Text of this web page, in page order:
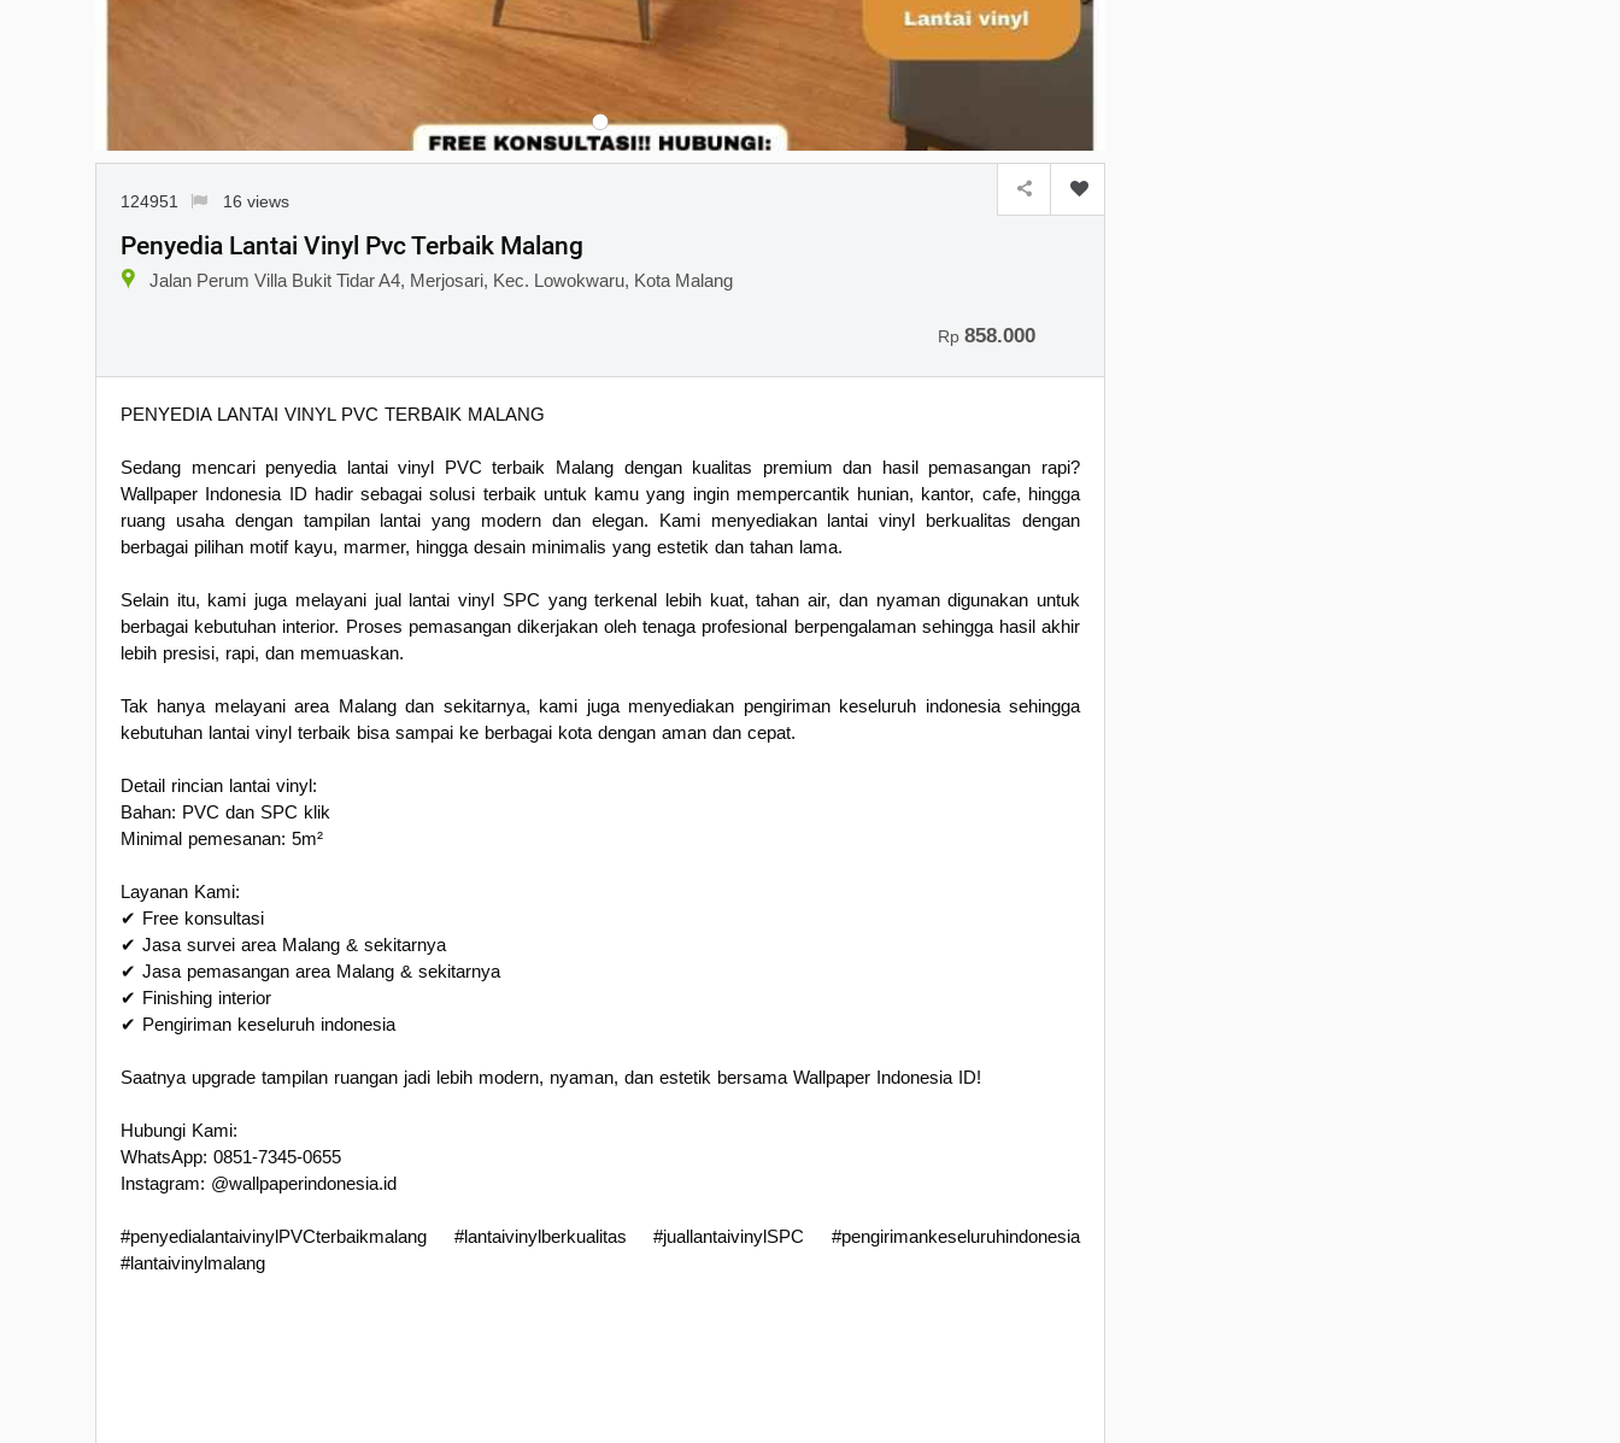
124951 16 views
Penyedia Lantai Vinyl Pvc Terbaik Malang
Jalan Perum Villa Bukit Tidar A4, Merjosari, Kec. Lowokwaru, Kota Malang
Rp 858.000
PENYEDIA LANTAI VINYL PVC TERBAIK MALANG
Sedang mencari penyedia lantai vinyl PVC terbaik Malang dengan kualitas premium dan hasil pemasangan rapi?
Wallpaper Indonesia ID hadir sebagai solusi terbaik untuk kamu yang ingin mempercantik hunian, kantor, cafe, hingga
ruang usaha dengan tampilan lantai yang modern dan elegan. Kami menyediakan lantai vinyl berkualitas dengan
berbagai pilihan motif kayu, marmer, hingga desain minimalis yang estetik dan tahan lama.
Selain itu, kami juga melayani jual lantai vinyl SPC yang terkenal lebih kuat, tahan air, dan nyaman digunakan untuk
berbagai kebutuhan interior. Proses pemasangan dikerjakan oleh tenaga profesional berpengalaman sehingga hasil akhir
lebih presisi, rapi, dan memuaskan.
Tak hanya melayani area Malang dan sekitarnya, kami juga menyediakan pengiriman keseluruh indonesia sehingga
kebutuhan lantai vinyl terbaik bisa sampai ke berbagai kota dengan aman dan cepat.
Detail rincian lantai vinyl:
Bahan: PVC dan SPC klik
Minimal pemesanan: 5m²
Layanan Kami:
✔ Free konsultasi
✔ Jasa survei area Malang & sekitarnya
✔ Jasa pemasangan area Malang & sekitarnya
✔ Finishing interior
✔ Pengiriman keseluruh indonesia
Saatnya upgrade tampilan ruangan jadi lebih modern, nyaman, dan estetik bersama Wallpaper Indonesia ID!
Hubungi Kami:
WhatsApp: 0851-7345-0655
Instagram: @wallpaperindonesia.id
#penyedialantaivinylPVCterbaikmalang #lantaivinylberkualitas #juallantaivinylSPC #pengirimankeseluruhindonesia
#lantaivinylmalang